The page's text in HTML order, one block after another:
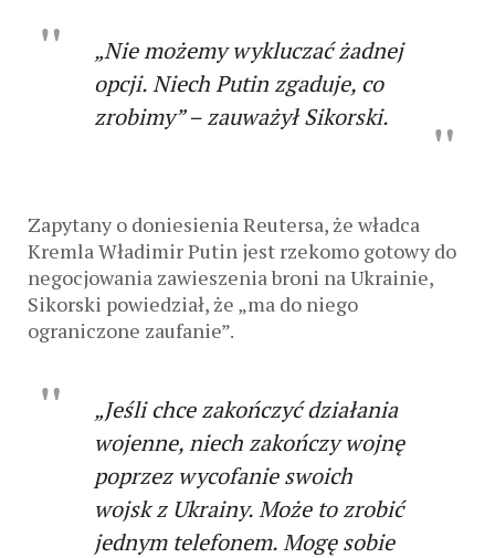
„Nie możemy wykluczać żadnej
opcji. Niech Putin zgaduje, co
zrobimy” – zauważył Sikorski.
Zapytany o doniesienia Reutersa, że ​​władca
Kremla Władimir Putin jest rzekomo gotowy do
negocjowania zawieszenia broni na Ukrainie,
Sikorski powiedział, że „ma do niego
ograniczone zaufanie”.
„Jeśli chce zakończyć działania
wojenne, niech zakończy wojnę
poprzez wycofanie swoich
wojsk z Ukrainy. Może to zrobić
jednym telefonem. Mogę sobie